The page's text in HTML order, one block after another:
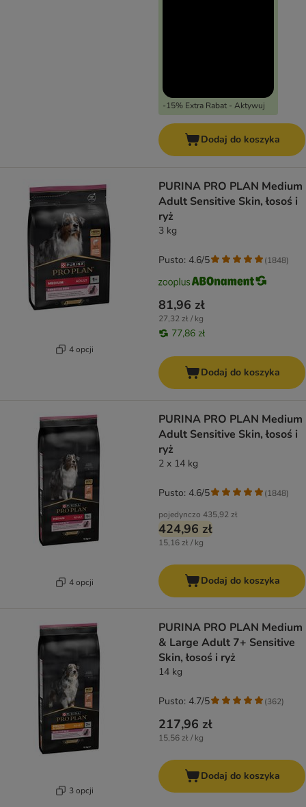
-15% Extra Rabat - Aktywuj
Dodaj do koszyka
4 opcji
PURINA PRO PLAN Medium
Adult Sensitive Skin, łosoś i
ryż
3 kg
81,96 zł
27,32 zł / kg
77,86 zł
Pusto: 4.6/5 (1848)
Dodaj do koszyka
4 opcji
PURINA PRO PLAN Medium
Adult Sensitive Skin, łosoś i
ryż
2 x 14 kg
pojedynczo 435,92 zł
424,96 zł
15,16 zł / kg
Pusto: 4.6/5 (1848)
Dodaj do koszyka
3 opcji
PURINA PRO PLAN Medium
& Large Adult 7+ Sensitive
Skin, łosoś i ryż
14 kg
217,96 zł
15,56 zł / kg
Pusto: 4.7/5 (362)
Dodaj do koszyka